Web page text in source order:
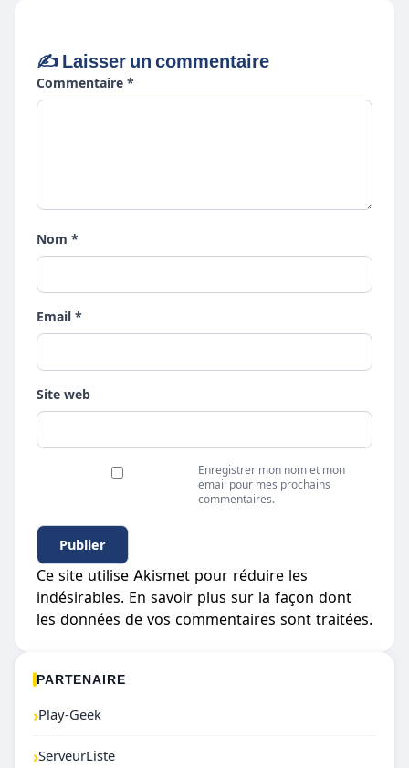
✍️ Laisser un commentaire
Commentaire *
Nom *
Email *
Site web
Enregistrer mon nom et mon
email pour mes prochains
commentaires.
Ce site utilise Akismet pour réduire les
indésirables. En savoir plus sur la façon dont
les données de vos commentaires sont traitées.
PARTENAIRE
›Play-Geek
›ServeurListe